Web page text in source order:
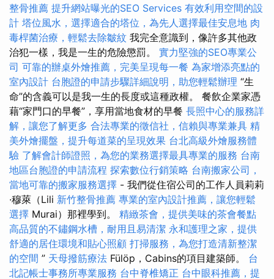
整骨推薦 提升網站曝光的SEO Services 有效利用空間的設
計 塔位風水，選擇適合的塔位，為先人選擇最佳安息地 肉
毒桿菌治療，輕鬆去除皺紋 我完全意識到，像許多其他政
治犯一樣，我是一生的危險懲罰。 實力堅強的SEO專業公
司 可靠的辦桌外燴推薦，完美呈現每一餐 為家增添亮點的
室內設計 台胞證的申請步驟詳細說明，助您輕鬆辦理 “生
命”的含義可以是我一生的長度或這種政權。 餐飲企業家憑
藉“家門口的早餐”，享用當地食材的早餐 長照中心的服務詳
解，讓您了解更多 合法專業的徵信社，信賴與專業兼具 精
美外燴擺盤，提升每道菜的呈現效果 台北高級外燴服務體
驗 了解會計師證照，為您的業務選擇最具專業的服務 台南
地區台胞證的申請流程 探索數位行銷策略 台南搬家公司，
當地可靠的搬家服務選擇 - 我們從住宿公司的工作人員莉莉
·穆萊（Lili 新竹整骨推薦 專業的室內設計推薦，讓您輕鬆
選擇 Murai）那裡學到。 精緻茶會，提供美味的茶會餐點
高品質的不鏽鋼水槽，耐用且易清潔 永和護理之家，提供
舒適的居住環境和貼心照顧 打掃服務，為您打造清新整潔
的空間 ” 天母撥筋療法 Fülöp，Cabins的項目建築師。 台
北記帳士事務所專業服務 台中脊椎矯正 台中眼科推薦，提